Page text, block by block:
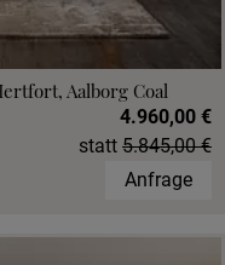
Aalborg Coal
4.960,00 €
statt 5.845,00 €
Anfrage